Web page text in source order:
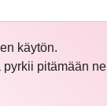
käytön.
pyrkii pitämään ne